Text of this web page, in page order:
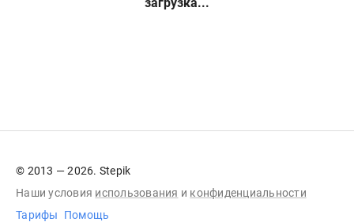
© 2013 — 2026. Stepik
Наши условия использования и конфиденциальности
Тарифы
Помощь